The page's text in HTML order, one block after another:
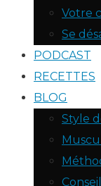
Votre
Se
PODCAST
RECETTES
BLOG
Style